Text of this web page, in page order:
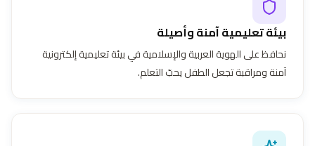
بيئة تعليمية آمنة وأصيلة
نحافظ على الهوية العربية والإسلامية في بيئة تعليمية إلكترونية
آمنة ومراقبة تجعل الطفل يحبّ التعلم.